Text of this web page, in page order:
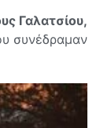
Γαλατσίου,
συνέδραμαν